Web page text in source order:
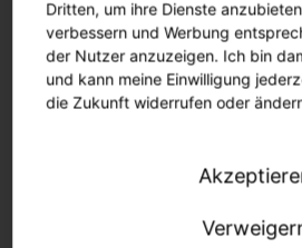
Streetlight SL 21 iQ
Für die größtmögliche
Beleuchtung.
Dritten, um ihre Dienste
verbessern und Werbung
der Nutzer anzuzeigen. Ich bin
und kann meine Einwilligung
die Zukunft widerrufen oder